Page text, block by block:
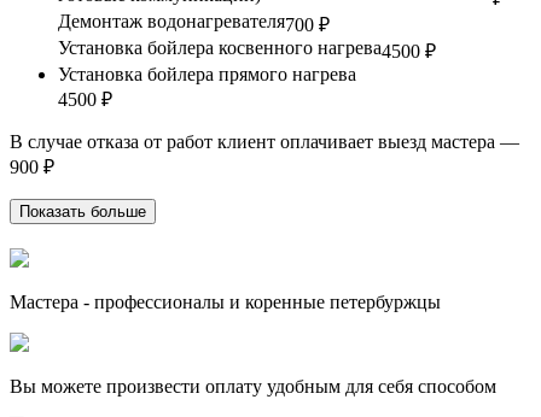
Демонтаж водонагревателя700 ₽
Установка бойлера косвенного нагрева4500 ₽
Установка бойлера прямого нагрева
4500 ₽
В случае отказа от работ клиент оплачивает выезд мастера —
900 ₽
Показать больше
Мастера - профессионалы и коренные петербуржцы
Вы можете произвести оплату удобным для себя способом